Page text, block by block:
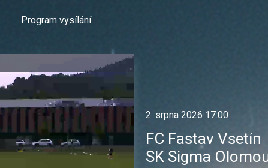
Program vysílání
2. srpna 2026 17:00
FC Fastav Vsetín
SK Sigma